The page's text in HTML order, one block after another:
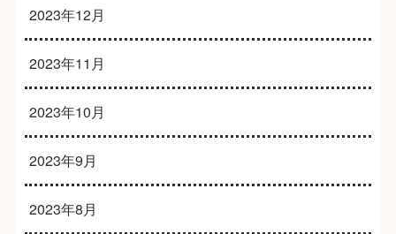
2023年12月
2023年11月
2023年10月
2023年9月
2023年8月